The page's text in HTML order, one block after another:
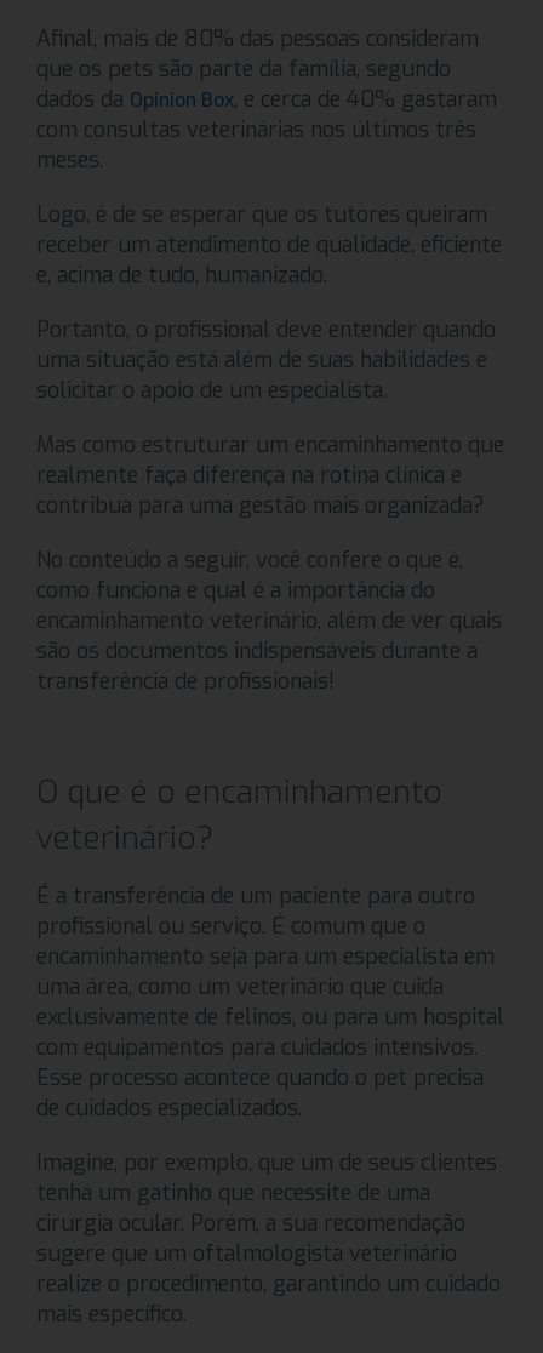
Afinal, mais de 80% das pessoas consideram
que os pets são parte da família, segundo
dados da Opinion Box, e cerca de 40% gastaram
com consultas veterinárias nos últimos três
meses.
Logo, é de se esperar que os tutores queiram
receber um atendimento de qualidade, eficiente
e, acima de tudo, humanizado.
Portanto, o profissional deve entender quando
uma situação está além de suas habilidades e
solicitar o apoio de um especialista.
Mas como estruturar um encaminhamento que
realmente faça diferença na rotina clínica e
contribua para uma gestão mais organizada?
No conteúdo a seguir, você confere o que é,
como funciona e qual é a importância do
encaminhamento veterinário, além de ver quais
são os documentos indispensáveis durante a
transferência de profissionais!
O que é o encaminhamento
veterinário?
É a transferência de um paciente para outro
profissional ou serviço. É comum que o
encaminhamento seja para um especialista em
uma área, como um veterinário que cuida
exclusivamente de felinos, ou para um hospital
com equipamentos para cuidados intensivos.
Esse processo acontece quando o pet precisa
de cuidados especializados.
Imagine, por exemplo, que um de seus clientes
tenha um gatinho que necessite de uma
cirurgia ocular. Porém, a sua recomendação
sugere que um oftalmologista veterinário
realize o procedimento, garantindo um cuidado
mais específico.